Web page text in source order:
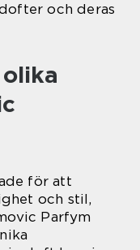
och deras
för att
och stil,
Parfym